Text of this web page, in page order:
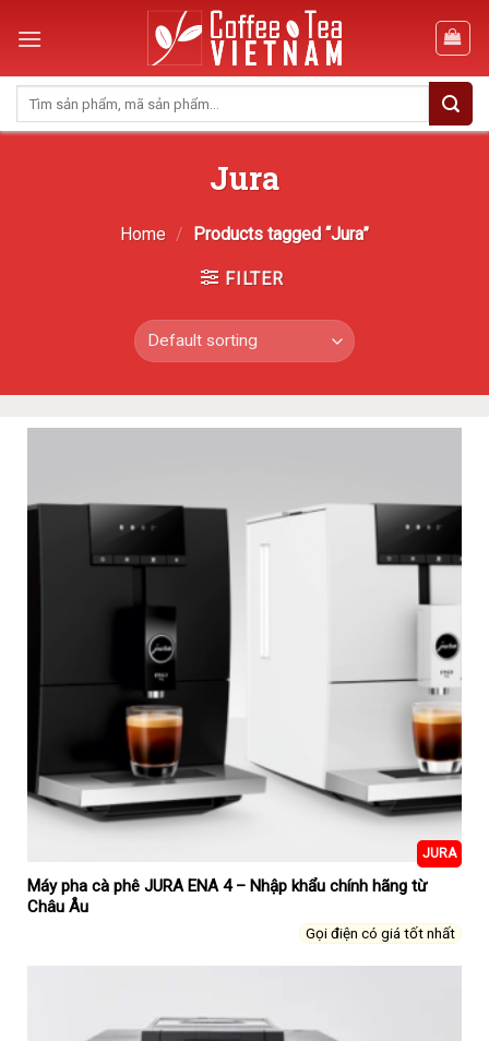
Jura
Home / Products tagged “Jura”
FILTER
JURA
Máy pha cà phê JURA ENA 4 – Nhập khẩu chính hãng từ
Châu Âu
Gọi điện có giá tốt nhất